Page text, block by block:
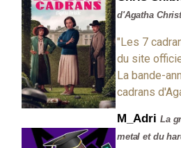
d'Agatha
"Les 7
du site
La bande-
cadrans
M_Adri La
metal et du